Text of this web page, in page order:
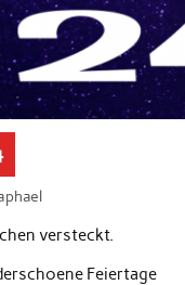
versteckt.
Feiertage